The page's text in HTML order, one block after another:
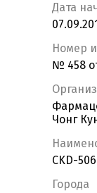
Дата
Номер
№ 458
Чонг
CKD-506
Города